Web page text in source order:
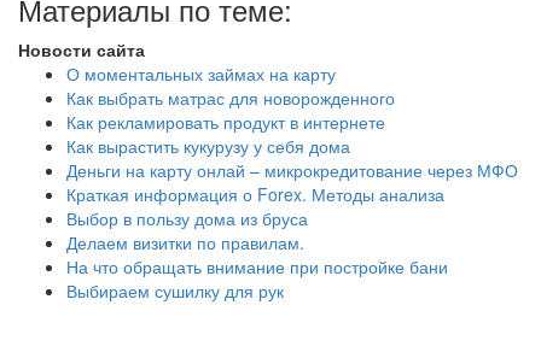
Материалы по теме:
Новости сайта
О моментальных займах на карту
Как выбрать матрас для новорожденного
Как рекламировать продукт в интернете
Как вырастить кукурузу у себя дома
Деньги на карту онлай – микрокредитование через МФО
Краткая информация о Forex. Методы анализа
Выбор в пользу дома из бруса
Делаем визитки по правилам.
На что обращать внимание при постройке бани
Выбираем сушилку для рук